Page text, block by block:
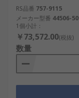
RS品番 757-9115
メーカー型番 44506-
1個小計：
￥73,572.00(税抜)
数量